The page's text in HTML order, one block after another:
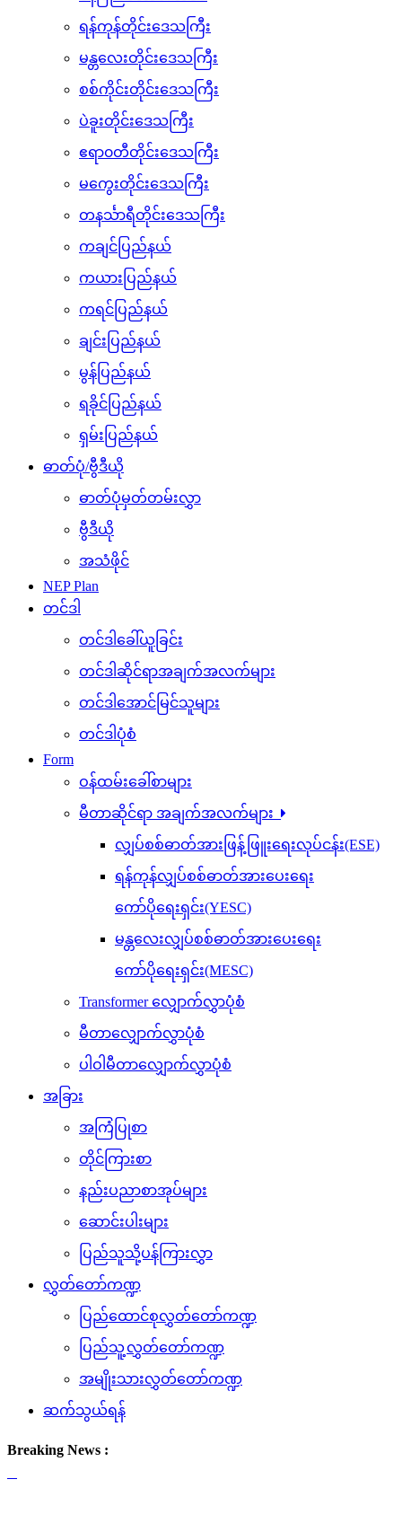
ရန်ကုန်တိုင်းဒေသကြီး
မန္တလေးတိုင်းဒေသကြီး
စစ်ကိုင်းတိုင်းဒေသကြီး
ပဲခူးတိုင်းဒေသကြီး
ဧရာ၀တီတိုင်းဒေသကြီး
မကွေးတိုင်းဒေသကြီး
တနင်္သာရီတိုင်းဒေသကြီး
ကချင်ပြည်နယ်
ကယားပြည်နယ်
ကရင်ပြည်နယ်
ချင်းပြည်နယ်
မွန်ပြည်နယ်
ရခိုင်ပြည်နယ်
ရှမ်းပြည်နယ်
ဓာတ်ပုံ/ဗွီဒီယို
ဓာတ်ပုံမှတ်တမ်းလွှာ
ဗွီဒီယို
အသံဖိုင်
NEP Plan
တင်ဒါ
တင်ဒါခေါ်ယူခြင်း
တင်ဒါဆိုင်ရာအချက်အလက်များ
တင်ဒါအောင်မြင်သူများ
တင်ဒါပုံစံ
Form
ဝန်ထမ်းခေါ်စာများ
မီတာဆိုင်ရာ အချက်အလက်များ
လျှပ်စစ်ဓာတ်အားဖြန့်ဖြူးရေးလုပ်ငန်း(ESE)
ရန်ကုန်လျှပ်စစ်ဓာတ်အားပေးရေး
ကော်ပိုရေးရှင်း(YESC)
မန္တလေးလျှပ်စစ်ဓာတ်အားပေးရေး
ကော်ပိုရေးရှင်း(MESC)
Transformer လျှောက်လွှာပုံစံ
မီတာလျှောက်လွှာပုံစံ
ပါဝါမီတာလျှောက်လွှာပုံစံ
အခြား
အကြံပြုစာ
တိုင်ကြားစာ
နည်းပညာစာအုပ်များ
ဆောင်းပါးများ
ပြည်သူသို့ပန်ကြားလွှာ
လွှတ်တော်ကဏ္ဍ
ပြည်ထောင်စုလွှတ်တော်ကဏ္ဍ
ပြည်သူ့လွှတ်တော်ကဏ္ဍ
အမျိုးသားလွှတ်တော်ကဏ္ဍ
ဆက်သွယ်ရန်
Breaking News :